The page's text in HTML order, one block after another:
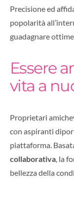
Precisione ed
popolarità
guadagnare
Essere
vita a
Proprietari
con aspiranti
piattaforma.
collaborativa , la
bellezza della